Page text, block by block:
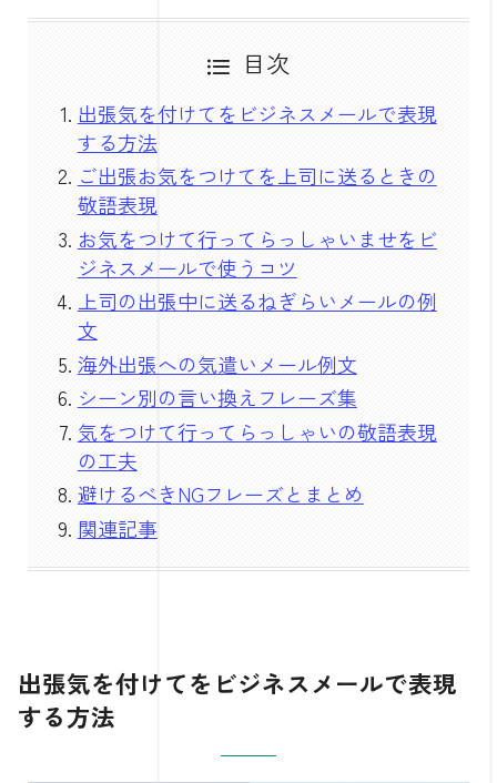
目次
出張気を付けてをビジネスメールで表現
する方法
ご出張お気をつけてを上司に送るときの
敬語表現
お気をつけて行ってらっしゃいませをビ
ジネスメールで使うコツ
上司の出張中に送るねぎらいメールの例
文
海外出張への気遣いメール例文
シーン別の言い換えフレーズ集
気をつけて行ってらっしゃいの敬語表現
の工夫
避けるべきNGフレーズとまとめ
関連記事
出張気を付けてをビジネスメールで表現
する方法